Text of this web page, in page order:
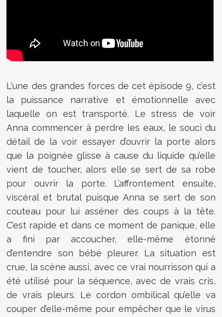
L'une des grandes forces de cet épisode 9, c’est
la puissance narrative et émotionnelle avec
laquelle on est transporté. Le stress de voir
Anna commencer à perdre les eaux, le souci du
détail de la voir essayer d’ouvrir la porte alors
que la poignée glisse à cause du liquide qu’elle
vient de toucher, alors elle se sert de sa robe
pour ouvrir la porte. L’affrontement ensuite,
viscéral et brutal puisque Anna se sert de son
couteau pour lui asséner des coups à la tête.
C’est rapide et dans ce moment de panique, elle
a fini par accoucher, elle-même étonné
d’entendre son bébé pleurer. La situation est
crue, la scène aussi, avec ce vrai nourrisson qui a
été utilisé pour la séquence, avec de vrais cris,
de vrais pleurs. Le cordon ombilical qu’elle va
couper d’elle-même pour empêcher que le virus